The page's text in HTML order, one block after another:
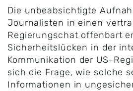
Die unbeabsichtigte
Journalisten in einen
Regierungschat offenbart
Sicherheitslücken in der
Kommunikation der US-
sich die Frage, wie solche
Informationen in